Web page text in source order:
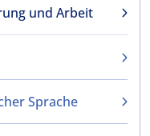
und Arbeit
Sprache